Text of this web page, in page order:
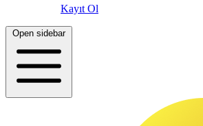
Kayıt Ol
Open sidebar